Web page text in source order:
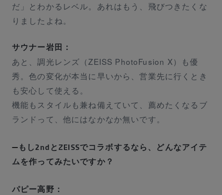
だ」とわかるレベル。あれはもう、飛びつきたくな
りましたよね。
サウナー岩田：
あと、調光レンズ（ZEISS PhotoFusion X）も優
秀。色の変化が本当に早いから、営業先に行くとき
も安心して使える。
機能もスタイルも兼ね備えていて、薦めたくなるブ
ランドって、他にはなかなか無いです。
もし2ndとZEISSでコラボするなら、どんなアイテ
ムを作ってみたいですか？
パピー高野：